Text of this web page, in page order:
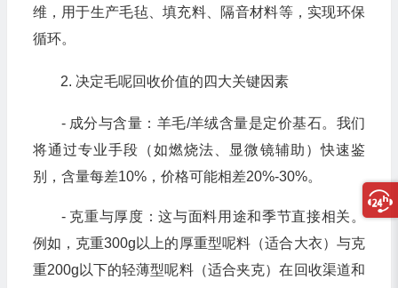
维，用于生产毛毡、填充料、隔音材料等，实现环保
循环。
决定毛呢回收价值的四大关键因素
- 成分与含量：羊毛/羊绒含量是定价基石。我们
将通过专业手段（如燃烧法、显微镜辅助）快速鉴
别，含量每差10%，价格可能相差20%-30%。
- 克重与厚度：这与面料用途和季节直接相关。
例如，克重300g以上的厚重型呢料（适合大衣）与克
重200g以下的轻薄型呢料（适合夹克）在回收渠道和